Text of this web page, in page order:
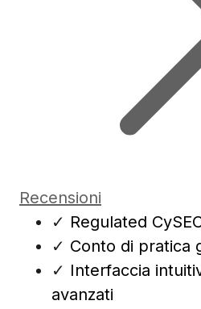
Recensioni
✓ Regulated
✓ Conto di pratica
✓ Interfaccia
avanzati